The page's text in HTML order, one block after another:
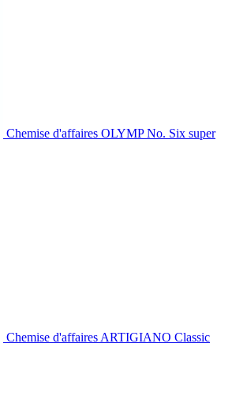
Chemise d'affaires OLYMP No. Six super
Chemise d'affaires ARTIGIANO Classic